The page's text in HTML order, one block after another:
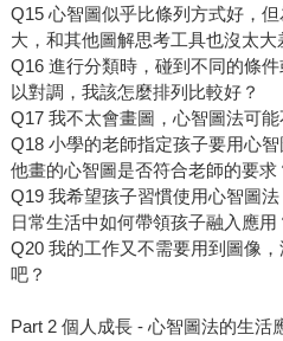
Q15 心智圖似乎比條列方式好，
大，和其他圖解思考工具也沒太大
Q16 進行分類時，碰到不同的條
以對調，我該怎麼排列比較好？
Q17 我不太會畫圖，心智圖法可能
Q18 小學的老師指定孩子要用心
他畫的心智圖是否符合老師的要求
Q19 我希望孩子習慣使用心智圖
日常生活中如何帶領孩子融入應用
Q20 我的工作又不需要用到圖像
吧？
Part 2 個人成長 - 心智圖法的生活